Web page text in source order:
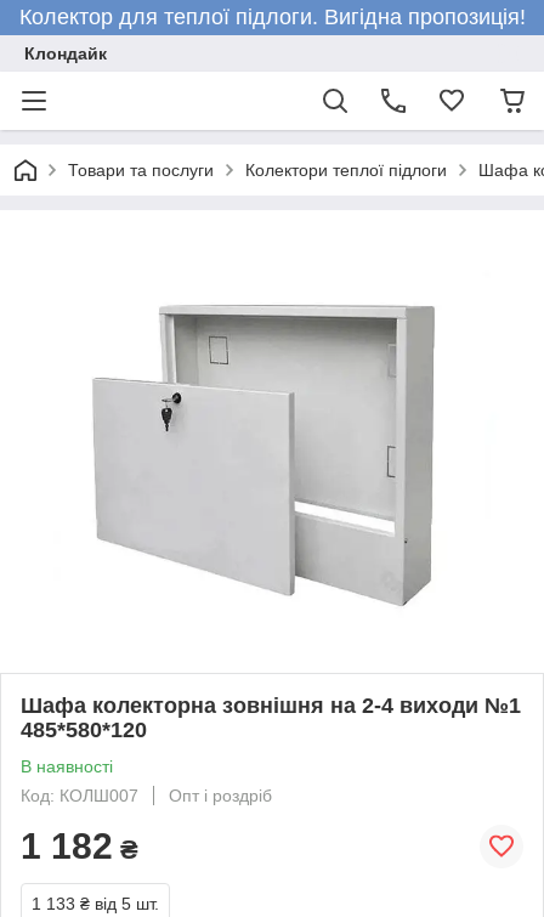
Колектор для теплої підлоги. Вигідна пропозиція!
Клондайк
Товари та послуги Колектори теплої підлоги Шафа
Шафа колекторна зовнішня на 2-4 виходи №1
485*580*120
В наявності
Код: КОЛШ007
Опт і роздріб
1 182 ₴
1 133 ₴ від 5 шт.